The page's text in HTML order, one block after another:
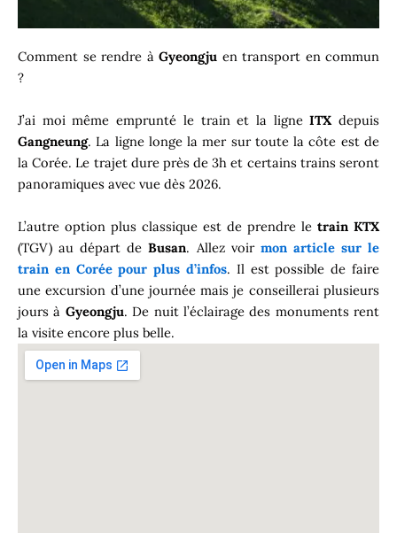
Comment se rendre à Gyeongju en transport en commun
?
J’ai moi même emprunté le train et la ligneITX depuis
Gangneung. La ligne longe la mer sur toute la côte est de
la Corée. Le trajet dure près de 3h et certains trains seront
panoramiques avec vue dès 2026.
L’autre option plus classique est de prendre le train KTX
(TGV) au départ deBusan. Allez voir mon article sur le
train en Corée pour plus d’infos. Il est possible de faire
une excursion d’une journée mais je conseillerai plusieurs
jours à Gyeongju. De nuit l’éclairage des monuments rent
la visite encore plus belle.